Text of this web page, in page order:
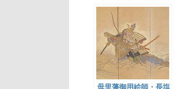
母里藩御用絵師・長塩